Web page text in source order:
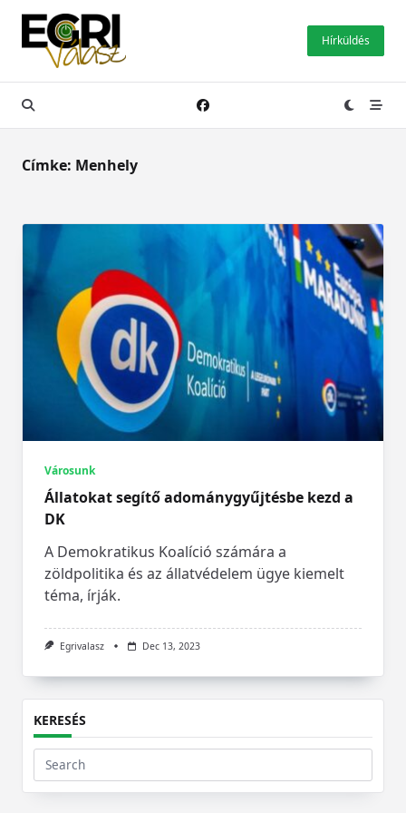
Skip
content
Hírküldés
Címke: Menhely
Városunk
Állatokat segítő adománygyűjtésbe kezd a
DK
A Demokratikus Koalíció számára a
zöldpolitika és az állatvédelem ügye kiemelt
téma, írják.
Egrivalasz Dec 13, 2023
KERESÉS
Search
for: